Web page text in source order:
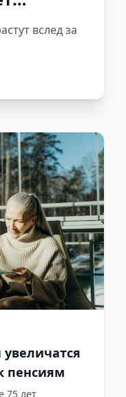
вслед за
увеличатся
пенсиям
75 лет